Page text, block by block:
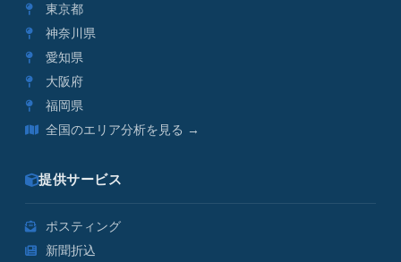
東京都
神奈川県
愛知県
大阪府
福岡県
全国のエリア分析を見る →
提供サービス
ポスティング
新聞折込